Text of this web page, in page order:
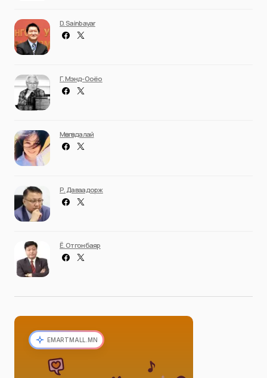
D. Sainbayar
Г. Мэнд-Ооёо
Мөнгөндалай
Р. Даваадорж
Ё. Отгонбаяр
EMARTMALL.MN